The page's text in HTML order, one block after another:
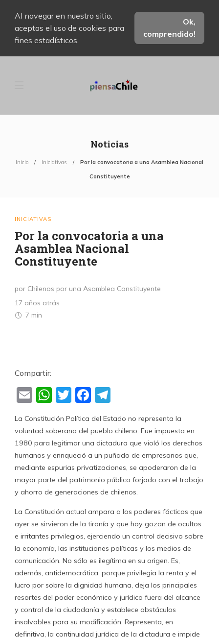
Al navegar en nuestro sitio,
aceptas el uso de cookies para
fines estadísticos.
Ok,
comprendido!
Noticias
Inicio Iniciativas Por la convocatoria a una Asamblea Nacional
Constituyente
INICIATIVAS
Por la convocatoria a una
Asamblea Nacional
Constituyente
por Chilenos por una Asamblea Constituyente
17 años atrás
7 min
Compartir:
EmailWhatsApp
TwitterFacebook
La Constitución Política del Estado no representa la
voluntad soberana del pueblo chileno. Fue impuesta en
1980 para legitimar una dictadura que violó los derechos
humanos y enriqueció a un puñado de empresarios que,
mediante espurias privatizaciones, se apoderaron de la
mayor parte del patrimonio público forjado con el trabajo
y ahorro de generaciones de chilenos.
La Constitución actual ampara a los poderes fácticos que
ayer se sirvieron de la tiranía y que hoy gozan de ocultos
e irritantes privilegios, ejerciendo un control decisivo sobre
la economía, las instituciones políticas y los medios de
comunicación. No sólo es ilegítima en su origen. Es,
además, antidemocrática, porque privilegia la renta y el
lucro por sobre la dignidad humana, deja los principales
resortes del poder económico y jurídico fuera del alcance
y control de la ciudadanía y establece obstáculos
insalvables para su modificación. Representa, en
definitiva, la continuidad jurídica de la dictadura e impide